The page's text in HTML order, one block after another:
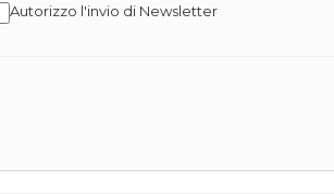
Autorizzo l'invio di Newsletter